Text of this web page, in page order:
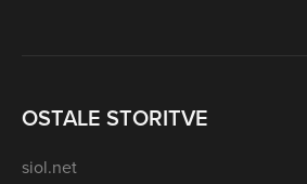
OSTALE STORITVE
siol.net